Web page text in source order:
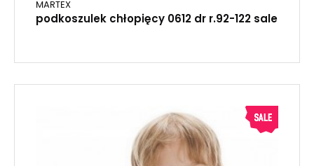
MARTEX
podkoszulek chłopięcy 0612 dr r.92-122 sale